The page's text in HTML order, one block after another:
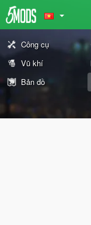
Công cụ
Vũ khí
Bản đồ